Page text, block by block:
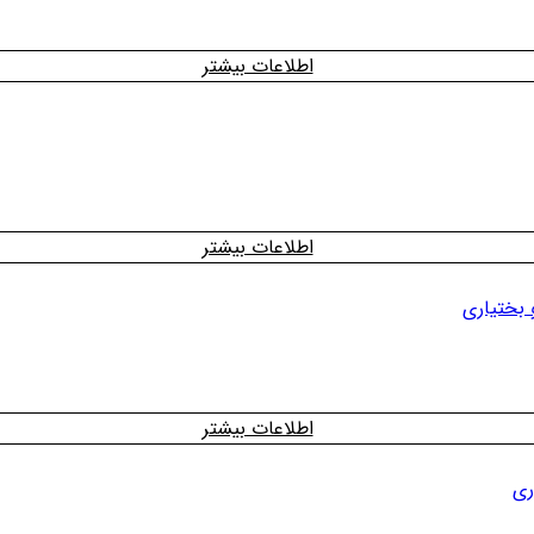
اطلاعات بیشتر
اطلاعات بیشتر
اطلاعات بیشتر